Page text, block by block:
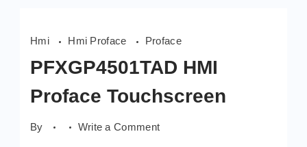
Hmi Hmi Proface Proface
PFXGP4501TAD HMI
Proface Touchscreen
By Write a Commenton